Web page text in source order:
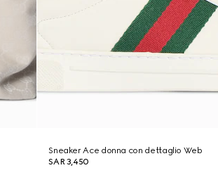
Sneaker Ace donna con dettaglio Web
SAR 3,450